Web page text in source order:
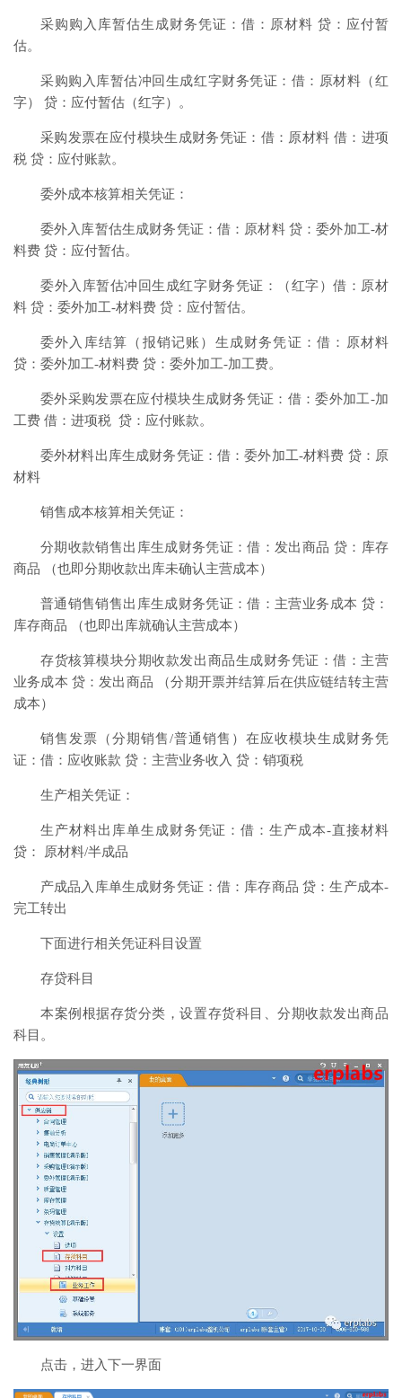
采购购入库暂估生成财务凭证：借：原材料 贷：应付暂
估。
采购购入库暂估冲回生成红字财务凭证：借：原材料（红
字） 贷：应付暂估（红字）。
采购发票在应付模块生成财务凭证：借：原材料 借：进项
税 贷：应付账款。
委外成本核算相关凭证：
委外入库暂估生成财务凭证：借：原材料 贷：委外加工-材
料费 贷：应付暂估。
委外入库暂估冲回生成红字财务凭证：（红字）借：原材
料 贷：委外加工-材料费 贷：应付暂估。
委外入库结算（报销记账）生成财务凭证：借：原材料
贷：委外加工-材料费 贷：委外加工-加工费。
委外采购发票在应付模块生成财务凭证：借：委外加工-加
工费 借：进项税 贷：应付账款。
委外材料出库生成财务凭证：借：委外加工-材料费 贷：原
材料
销售成本核算相关凭证：
分期收款销售出库生成财务凭证：借：发出商品 贷：库存
商品 （也即分期收款出库未确认主营成本）
普通销售销售出库生成财务凭证：借：主营业务成本 贷：
库存商品 （也即出库就确认主营成本）
存货核算模块分期收款发出商品生成财务凭证：借：主营
业务成本 贷：发出商品 （分期开票并结算后在供应链结转主营
成本）
销售发票（分期销售/普通销售）在应收模块生成财务凭
证：借：应收账款 贷：主营业务收入 贷：销项税
生产相关凭证：
生产材料出库单生成财务凭证：借：生产成本-直接材料
贷： 原材料/半成品
产成品入库单生成财务凭证：借：库存商品 贷：生产成本-
完工转出
下面进行相关凭证科目设置
存贷科目
本案例根据存货分类，设置存货科目、分期收款发出商品
科目。
点击，进入下一界面